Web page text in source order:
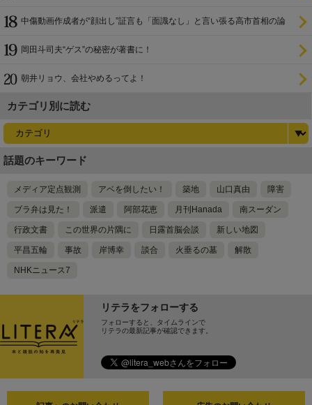
中傷動画作成者が“顔出し”証言も「面識なし」と言い張る高市首相の論
岡田斗司夫“ゲス”の秘密が著書に！
朝井リョウ、会社やめるってよ！
カテゴリ別に読む
話題のキーワード
メディア定点観測 アベを倒したい！ 築地 山口真由 障害
ブラ弁は見た！ 派遣 阿部花恵 月刊Hanada 南スーダン
行政文書 この世界の片隅に 日露首脳会談 新しい地図
平昌五輪 事故 岸博幸 談合 火垂るの墓 解散
NHKニュース7
リテラをフォローする
フォローすると、タイムラインで
リテラの最新記事が確認できます。